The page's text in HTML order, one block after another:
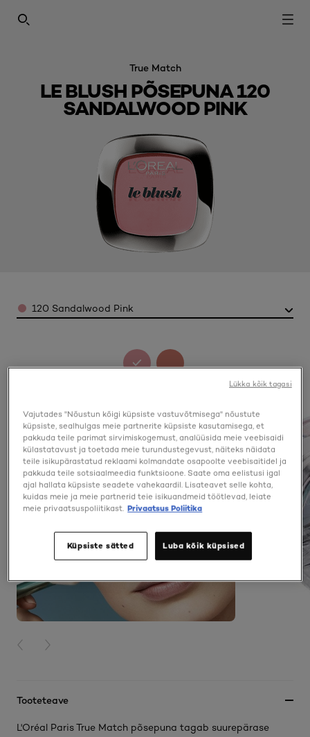
SEARCH THIS SITE
True Match
LE BLUSH PÕSEPUNA 120
SANDALWOOD PINK
Color120 Sandalwood Pink
PREVIOUS CARD
NEXT CARD
Tooteteave
L'Oréal Paris True Match põsepuna tagab suurepärase
Vajutades "Nõustun kõigi küpsiste vastuvõtmisega" nõustute
küpsiste, sealhulgas meie partnerite küpsiste kasutamisega, et
pakkuda teile parimat sirvimiskogemust, analüüsida meie veebisaidi
külastatavust ja toetada meie turundustegevust, näiteks näidata
teile isikupärastatud reklaami kolmandate osapoolte veebisaitidel ja
pakkuda teile sotsiaalmeedia funktsioone. Saate oma eelistusi igal
ajal hallata küpsiste seadete vahekaardil. Lisateavet selle kohta,
kuidas meie ja meie partnerid teie isikuandmeid töötlevad, leiate
meie privaatsuspoliitikast. Privaatsus Poliitika
Küpsiste sätted Luba kõik küpsised
Lükka kõik tagasi